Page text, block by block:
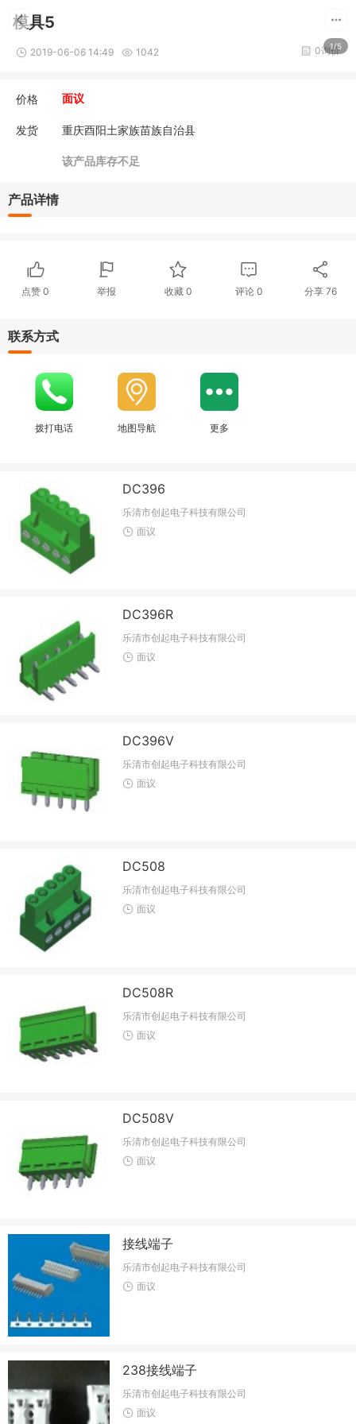
1/5
模具5
2019-06-06 14:49 1042 0询价
价格 面议
发货 重庆酉阳土家族苗族自治县
该产品库存不足
产品详情
点赞0 举报 收藏 0 评论0 分享 76
联系方式
拨打电话 地图导航 更多
DC396
乐清市创起电子科技有限公司
面议
DC396R
乐清市创起电子科技有限公司
面议
DC396V
乐清市创起电子科技有限公司
面议
DC508
乐清市创起电子科技有限公司
面议
DC508R
乐清市创起电子科技有限公司
面议
DC508V
乐清市创起电子科技有限公司
面议
接线端子
乐清市创起电子科技有限公司
面议
238接线端子
乐清市创起电子科技有限公司
面议